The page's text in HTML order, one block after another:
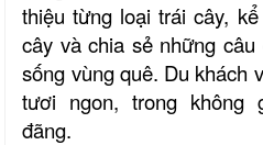
thiệu từng loại trái cây,
cây và chia sẻ những
sống vùng quê. Du khách
tươi ngon, trong không
đãng.